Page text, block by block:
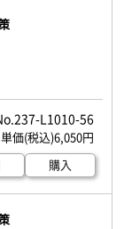
237-L1010-56
6,050円
購入